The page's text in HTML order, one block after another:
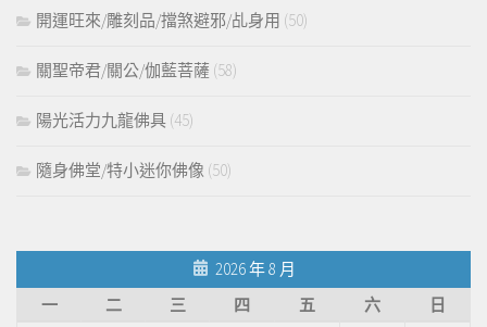
開運旺來/雕刻品/擋煞避邪/乩身用 (50)
關聖帝君/關公/伽藍菩薩 (58)
陽光活力九龍佛具 (45)
隨身佛堂/特小迷你佛像 (50)
2026 年 8 月
一
二 三 四 五 六
日